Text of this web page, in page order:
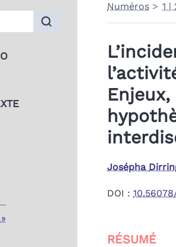
Numéros 1 |
Josépha
DOI :
Index
RÉSUMÉ